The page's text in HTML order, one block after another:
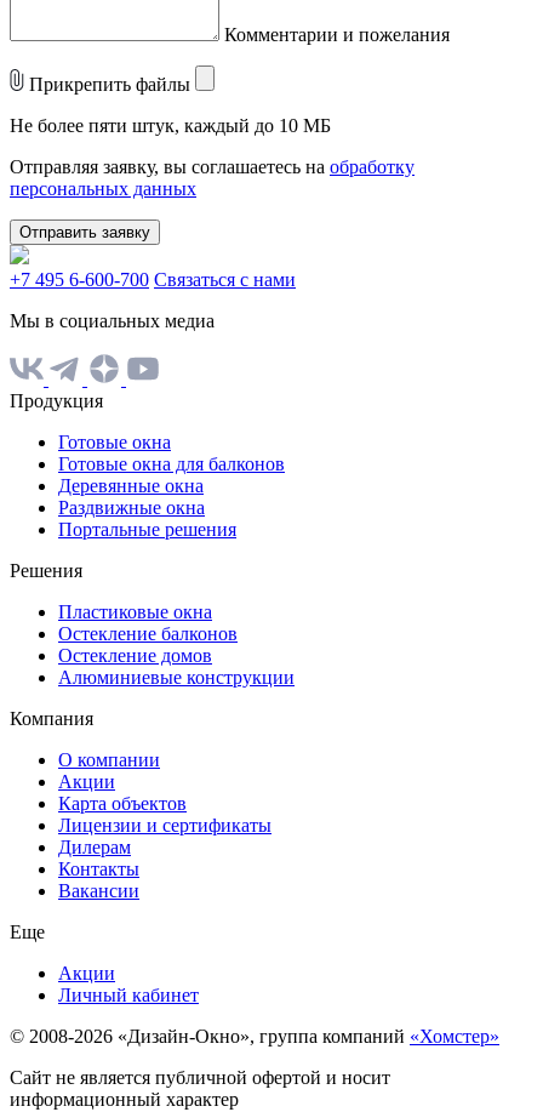
Комментарии и пожелания
Прикрепить файлы
Не более пяти штук, каждый до 10 МБ
Отправляя заявку, вы соглашаетесь на обработку
персональных данных
Отправить заявку
+7 495 6-600-700 Связаться с нами
Мы в социальных медиа
Продукция
Готовые окна
Готовые окна для балконов
Деревянные окна
Раздвижные окна
Портальные решения
Решения
Пластиковые окна
Остекление балконов
Остекление домов
Алюминиевые конструкции
Компания
О компании
Акции
Карта объектов
Лицензии и сертификаты
Дилерам
Контакты
Вакансии
Еще
Акции
Личный кабинет
© 2008-2026 «Дизайн-Окно», группа компаний «Хомстер»
Сайт не является публичной офертой и носит
информационный характер